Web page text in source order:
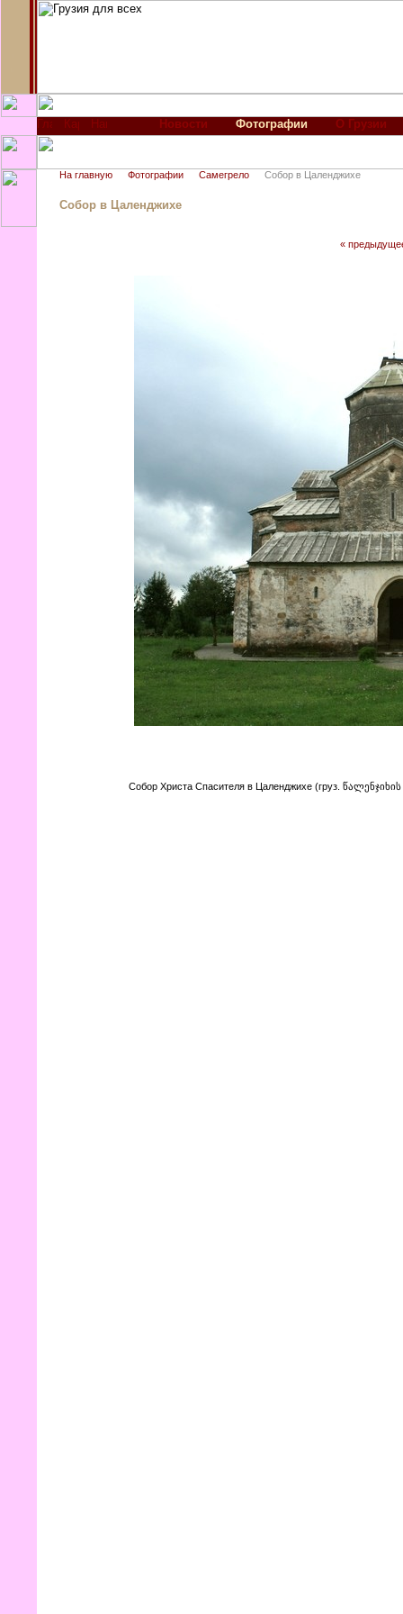
Новости Фотографии О Грузии
На главную Фотографии Самегрело Собор в Цаленджихе
Собор в Цаленджихе
«
Собор Христа Спасителя в Цаленджихе (груз.